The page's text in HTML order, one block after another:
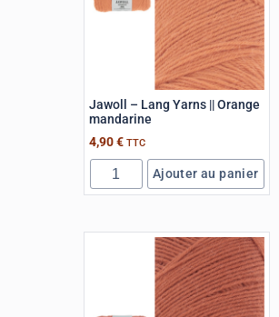
Jawoll – Lang Yarns || Orange
mandarine
4,90€ TTC
Ajouter au panier